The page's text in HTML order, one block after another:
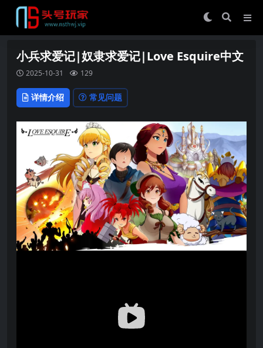
小兵求爱记|奴隶求爱记|Love Esquire中文
2025-10-31 129
详情介绍 常见问题